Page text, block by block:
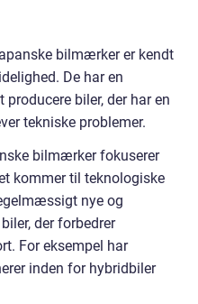
bilmærker er kendt
De har en
biler, der har en
tekniske problemer.
bilmærker fokuserer
kommer til teknologiske
nye og
der forbedrer
For eksempel har
inden for hybridbiler